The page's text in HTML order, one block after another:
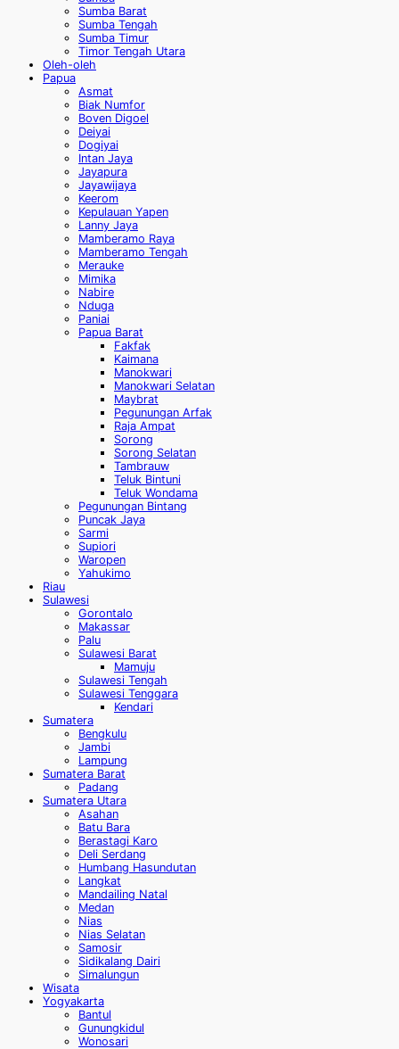
Sumba Barat
Sumba Tengah
Sumba Timur
Timor Tengah Utara
Oleh-oleh
Papua
Asmat
Biak Numfor
Boven Digoel
Deiyai
Dogiyai
Intan Jaya
Jayapura
Jayawijaya
Keerom
Kepulauan Yapen
Lanny Jaya
Mamberamo Raya
Mamberamo Tengah
Merauke
Mimika
Nabire
Nduga
Paniai
Papua Barat
Fakfak
Kaimana
Manokwari
Manokwari Selatan
Maybrat
Pegunungan Arfak
Raja Ampat
Sorong
Sorong Selatan
Tambrauw
Teluk Bintuni
Teluk Wondama
Pegunungan Bintang
Puncak Jaya
Sarmi
Supiori
Waropen
Yahukimo
Riau
Sulawesi
Gorontalo
Makassar
Palu
Sulawesi Barat
Mamuju
Sulawesi Tengah
Sulawesi Tenggara
Kendari
Sumatera
Bengkulu
Jambi
Lampung
Sumatera Barat
Padang
Sumatera Utara
Asahan
Batu Bara
Berastagi Karo
Deli Serdang
Humbang Hasundutan
Langkat
Mandailing Natal
Medan
Nias
Nias Selatan
Samosir
Sidikalang Dairi
Simalungun
Wisata
Yogyakarta
Bantul
Gunungkidul
Wonosari